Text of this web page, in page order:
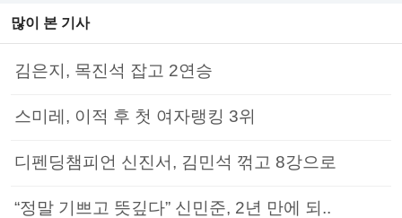
많이 본 기사
김은지, 목진석 잡고 2연승
스미레, 이적 후 첫 여자랭킹 3위
디펜딩챔피언 신진서, 김민석 꺾고 8강으로
“정말 기쁘고 뜻깊다” 신민준, 2년 만에 되..